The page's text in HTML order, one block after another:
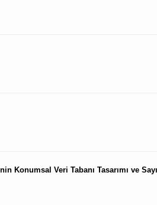
Konumsal Veri Tabanı Tasarımı ve